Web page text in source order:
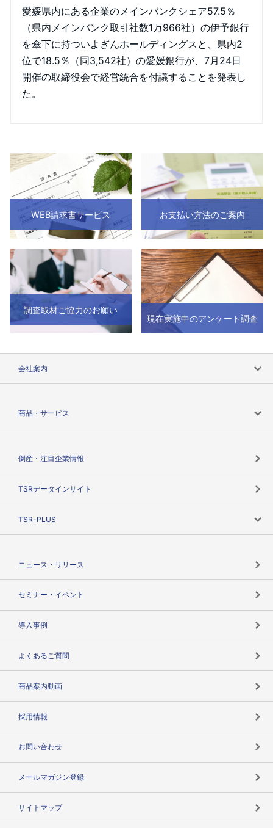
愛媛県内にある企業のメインバンクシェア57.5％
（県内メインバンク取引社数1万966社）の伊予銀行
を傘下に持ついよぎんホールディングスと、県内2
位で18.5％（同3,542社）の愛媛銀行が、7月24日
開催の取締役会で経営統合を付議することを発表し
た。
WEB請求書サービス お支払い方法のご案内
調査取材ご協力のお願い
現在実施中のアンケート調査
会社案内
商品・サービス
倒産・注目企業情報
TSRデータインサイト
TSR-PLUS
ニュース・リリース
セミナー・イベント
導入事例
よくあるご質問
商品案内動画
採用情報
お問い合わせ
メールマガジン登録
サイトマップ